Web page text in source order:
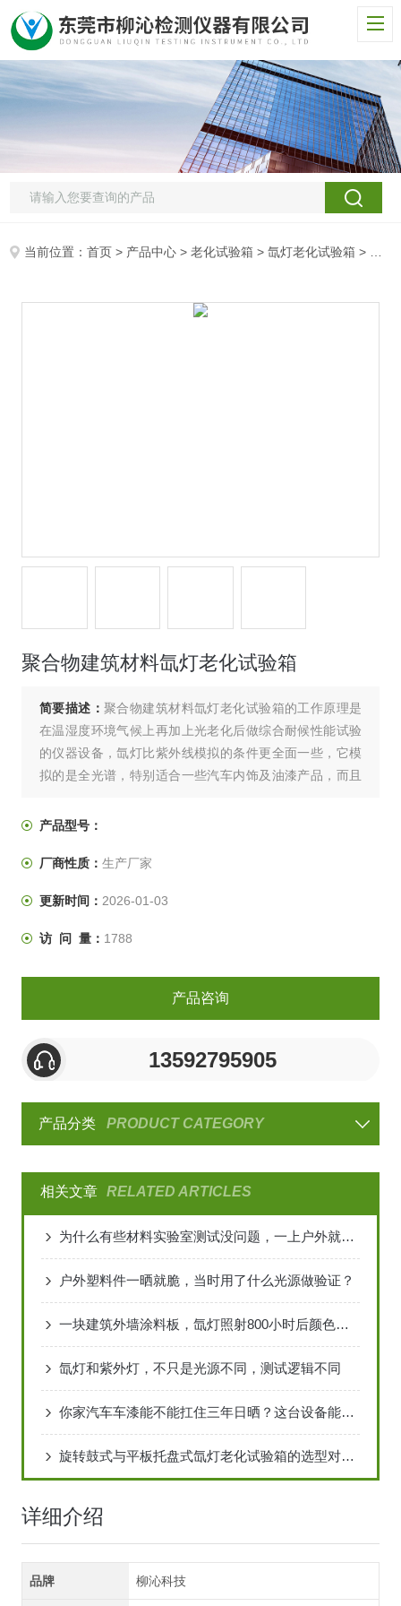
当前位置：首页 > 产品中心 >老化试验箱 >氙灯老化试验箱 > 聚合物建筑材料氙灯老化试验箱
聚合物建筑材料氙灯老化试验箱
简要描述：聚合物建筑材料氙灯老化试验箱的工作原理是
在温湿度环境气候上再加上光老化后做综合耐候性能试验
的仪器设备，氙灯比紫外线模拟的条件更全面一些，它模
拟的是全光谱，特别适合一些汽车内饰及油漆产品，而且
产品型号：
厂商性质： 生产厂家
更新时间： 2026-01-03
访 问 量： 1788
产品咨询
13592795905
产品分类 PRODUCT CATEGORY
相关文章 RELATED ARTICLES
为什么有些材料实验室测试没问题，一上户外就扛不住
户外塑料件一晒就脆，当时用了什么光源做验证？
一块建筑外墙涂料板，氙灯照射800小时后颜色变化有多大
氙灯和紫外灯，不只是光源不同，测试逻辑不同
你家汽车车漆能不能扛住三年日晒？这台设备能提前告诉你答案
旋转鼓式与平板托盘式氙灯老化试验箱的选型对比分析
详细介绍
品牌 柳沁科技